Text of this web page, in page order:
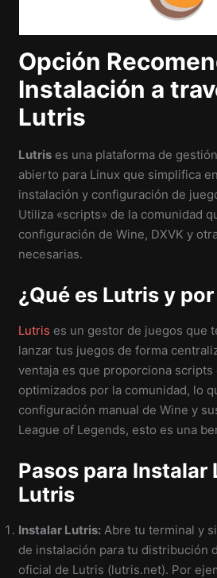
Opción
Instalación a
Lutris
Lutris es una plataforma de
abierto para Linux que simplifica
instalación y configuración de
Utiliza «scripts» de la comunidad
configuración de Wine, DXVK y
necesarias.
¿Qué es Lutris y
Lutris es un gestor de juegos que
lanzar tus juegos de forma
ventaja es que proporciona scripts
optimizados por la comunidad, lo
configuración manual de Wine y
League of Legends, esto es una
Pasos para Instalar
Lutris
Instalar Lutris: Abre tu terminal y
de instalación para tu distribución
oficial de Lutris (lutris.net). Por